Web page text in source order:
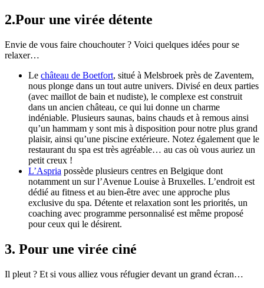
2.Pour une virée détente
Envie de vous faire chouchouter ? Voici quelques idées pour se
relaxer…
Le château de Boetfort, situé à Melsbroek près de Zaventem,
nous plonge dans un tout autre univers. Divisé en deux parties
(avec maillot de bain et nudiste), le complexe est construit
dans un ancien château, ce qui lui donne un charme
indéniable. Plusieurs saunas, bains chauds et à remous ainsi
qu’un hammam y sont mis à disposition pour notre plus grand
plaisir, ainsi qu’une piscine extérieure. Notez également que le
restaurant du spa est très agréable… au cas où vous auriez un
petit creux !
L’Aspria possède plusieurs centres en Belgique dont
notamment un sur l’Avenue Louise à Bruxelles. L’endroit est
dédié au fitness et au bien-être avec une approche plus
exclusive du spa. Détente et relaxation sont les priorités, un
coaching avec programme personnalisé est même proposé
pour ceux qui le désirent.
3. Pour une virée ciné
Il pleut ? Et si vous alliez vous réfugier devant un grand écran…